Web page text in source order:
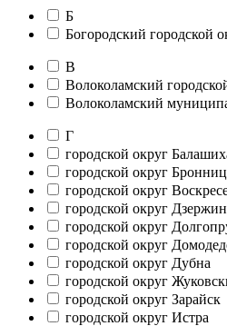
Б
Богородский городской
В
Волоколамский
Волоколамский
Г
городской округ
городской округ
городской округ
городской округ
городской округ
городской округ
городской округ Дубна
городской округ
городской округ Зарайск
городской округ Истра